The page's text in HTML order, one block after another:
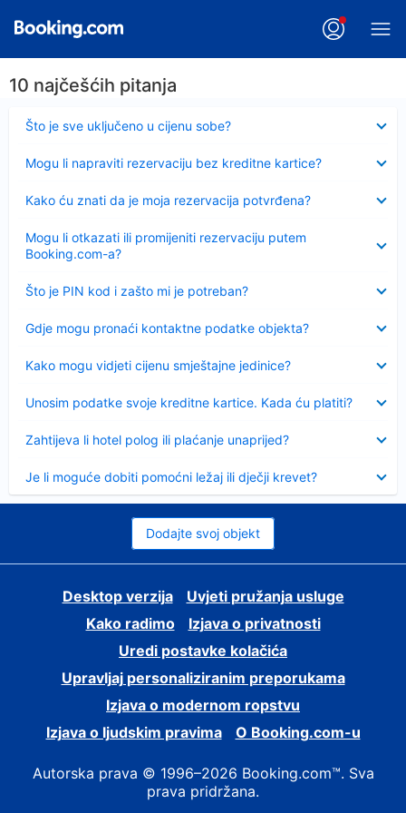
10 najčešćih pitanja
Što je sve uključeno u cijenu sobe?
Sažeto
Mogu li napraviti rezervaciju bez kreditne kartice?
Kako ću znati da je moja rezervacija potvrđena?
Mogu li otkazati ili promijeniti rezervaciju putem
Booking.com-a?
Što je PIN kod i zašto mi je potreban?
Sažeto
Gdje mogu pronaći kontaktne podatke objekta?
Kako mogu vidjeti cijenu smještajne jedinice?
Unosim podatke svoje kreditne kartice. Kada ću platiti?
Zahtijeva li hotel polog ili plaćanje unaprijed?
Je li moguće dobiti pomoćni ležaj ili dječji krevet?
Dodajte svoj objekt
Desktop verzija
Uvjeti pružanja usluge
Kako radimo
Izjava o privatnosti
Uredi postavke kolačića
Upravljaj personaliziranim preporukama
Izjava o modernom ropstvu
Izjava o ljudskim pravima
O Booking.com-u
Autorska prava © 1996–2026 Booking.com™. Sva
prava pridržana.